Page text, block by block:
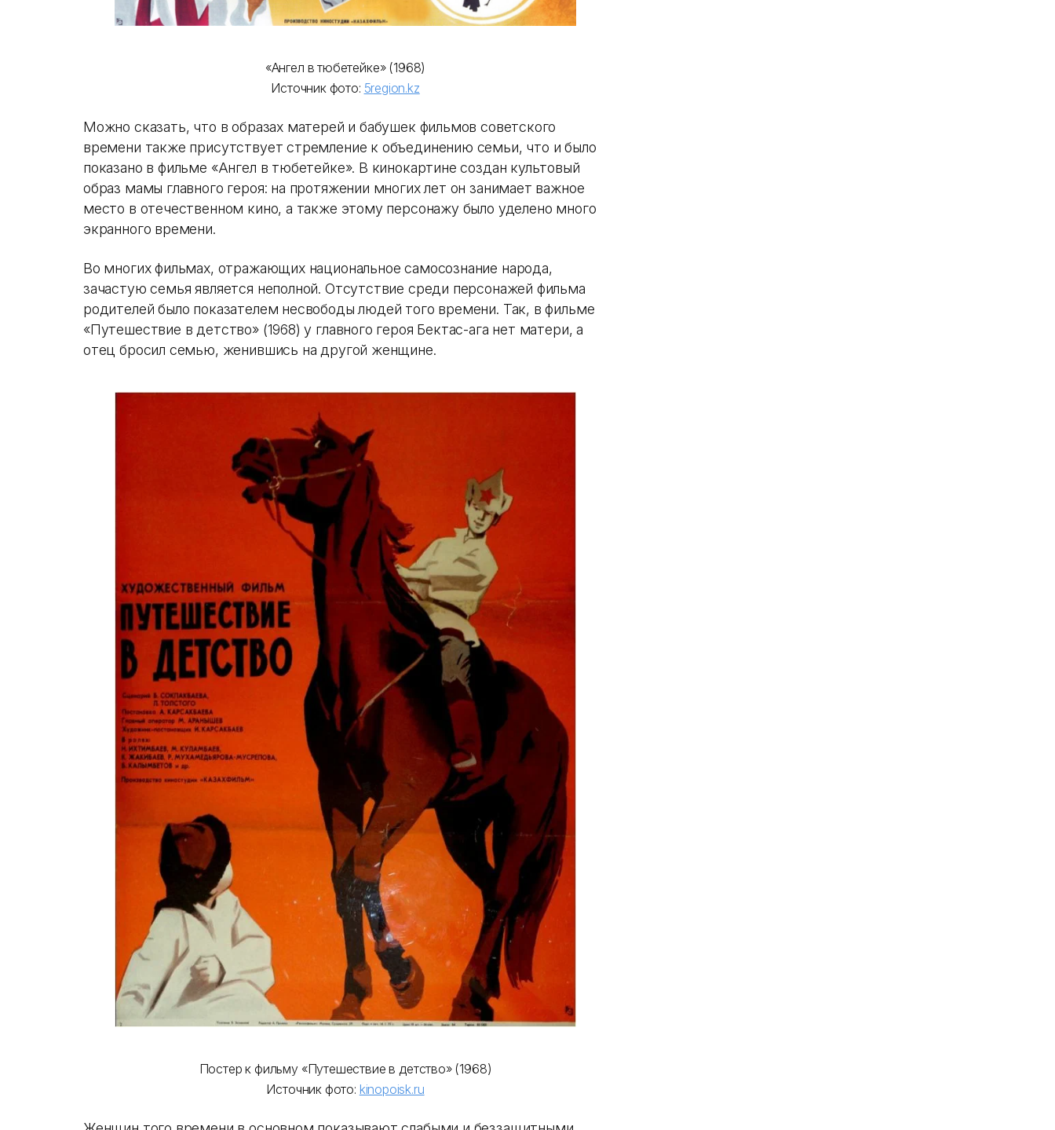
«Ангел в тюбетейке» (1968)
Источник фото: 5region.kz
Можно сказать, что в образах матерей и бабушек фильмов советского
времени также присутствует стремление к объединению семьи, что и было
показано в фильме «Ангел в тюбетейке». В кинокартине создан культовый
образ мамы главного героя: на протяжении многих лет он занимает важное
место в отечественном кино, а также этому персонажу было уделено много
экранного времени.
Во многих фильмах, отражающих национальное самосознание народа,
зачастую семья является неполной. Отсутствие среди персонажей фильма
родителей было показателем несвободы людей того времени. Так, в фильме
«Путешествие в детство» (1968) у главного героя Бектас-ага нет матери, а
отец бросил семью, женившись на другой женщине.
Постер к фильму «Путешествие в детство» (1968)
Источник фото: kinopoisk.ru